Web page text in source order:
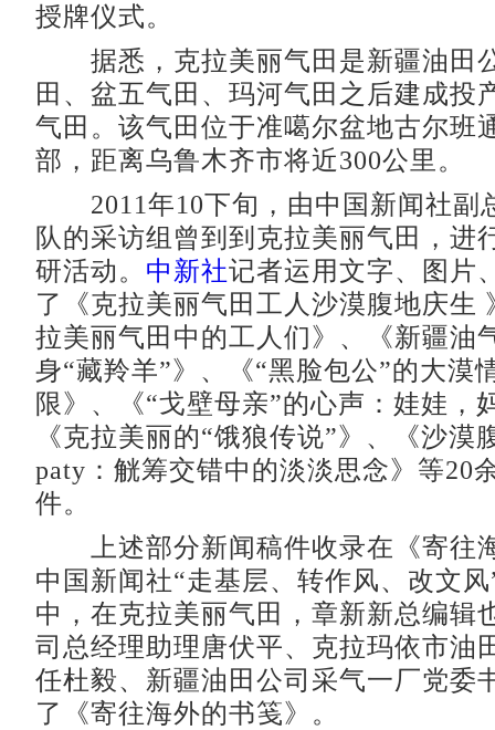
授牌仪式。
据悉，克拉美丽气田是新疆油田
田、盆五气田、玛河气田之后建成投
气田。该气田位于准噶尔盆地古尔班
部，距离乌鲁木齐市将近300公里。
2011年10下旬，由中国新闻社副
队的采访组曾到到克拉美丽气田，进
研活动。 中新社记者运用文字、图片
了《克拉美丽气田工人沙漠腹地庆生
拉美丽气田中的工人们》、《新疆油
身“藏羚羊”》、《“黑脸包公”的大漠
限》、《“戈壁母亲”的心声：娃娃，
《克拉美丽的“饿狼传说”》、《沙漠
paty：觥筹交错中的淡淡思念》等20
件。
上述部分新闻稿件收录在《寄往
中国新闻社“走基层、转作风、改文
中，在克拉美丽气田，章新新总编辑
司总经理助理唐伏平、克拉玛依市油
任杜毅、新疆油田公司采气一厂党委
了《寄往海外的书笺》。